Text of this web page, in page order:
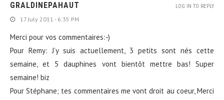
GRALDINEPAHAUT
17 July 2011 - 6:35 PM
Merci pour vos commentaires:-)
Pour Remy: J’y suis actuellement, 3 petits sont nés cette
semaine, et 5 dauphines vont bientôt mettre bas! Super
semaine! biz
Pour Stéphane; tes commentaires me vont droit au coeur, Merci
LOG IN TO REPLY